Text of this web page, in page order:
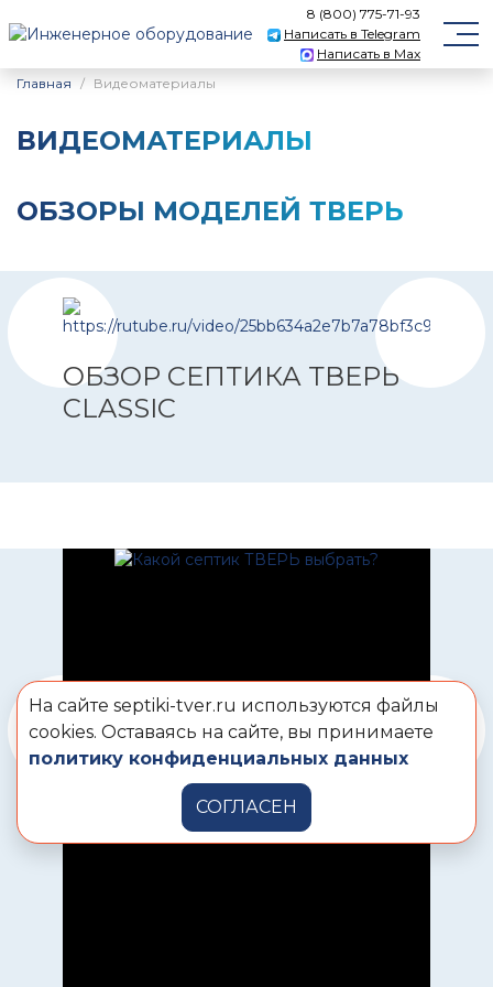
8 (800) 775-71-93
Написать в Telegram
Написать в Max
Главная
Видеоматериалы
ВИДЕОМАТЕРИАЛЫ
ОБЗОРЫ МОДЕЛЕЙ ТВЕРЬ
ОБЗОР СЕПТИКА ТВЕРЬ
CLASSIC
На сайте septiki-tver.ru используются файлы
cookies. Оставаясь на сайте, вы принимаете
политику конфиденциальных данных
СОГЛАСЕН